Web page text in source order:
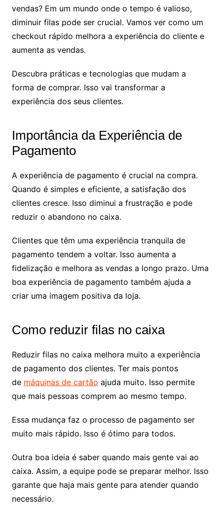
vendas? Em um mundo onde o tempo é valioso,
diminuir filas pode ser crucial. Vamos ver como um
checkout rápido melhora a experiência do cliente e
aumenta as vendas.
Descubra práticas e tecnologias que mudam a
forma de comprar. Isso vai transformar a
experiência dos seus clientes.
Importância da Experiência de
Pagamento
A experiência de pagamento é crucial na compra.
Quando é simples e eficiente, a satisfação dos
clientes cresce. Isso diminui a frustração e pode
reduzir o abandono no caixa.
Clientes que têm uma experiência tranquila de
pagamento tendem a voltar. Isso aumenta a
fidelização e melhora as vendas a longo prazo. Uma
boa experiência de pagamento também ajuda a
criar uma imagem positiva da loja.
Como reduzir filas no caixa
Reduzir filas no caixa melhora muito a experiência
de pagamento dos clientes. Ter mais pontos
de máquinas de cartão ajuda muito. Isso permite
que mais pessoas comprem ao mesmo tempo.
Essa mudança faz o processo de pagamento ser
muito mais rápido. Isso é ótimo para todos.
Outra boa ideia é saber quando mais gente vai ao
caixa. Assim, a equipe pode se preparar melhor. Isso
garante que haja mais gente para atender quando
necessário.